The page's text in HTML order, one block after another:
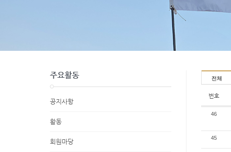
전체
번호
46
45
주요활동
공지사항
활동
회원마당